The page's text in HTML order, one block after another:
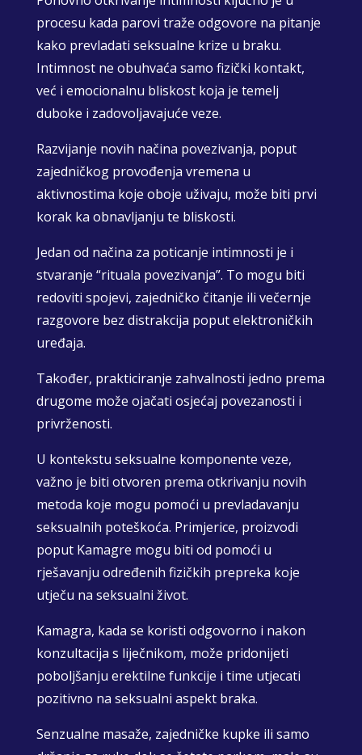
procesu kada parovi traže odgovore na pitanje
kako prevladati seksualne krize u braku.
Intimnost ne obuhvaća samo fizički kontakt,
već i emocionalnu bliskost koja je temelj
duboke i zadovoljavajuće veze.
Razvijanje novih načina povezivanja, poput
zajedničkog provođenja vremena u
aktivnostima koje oboje uživaju, može biti prvi
korak ka obnavljanju te bliskosti.
Jedan od načina za poticanje intimnosti je i
stvaranje “rituala povezivanja”. To mogu biti
redoviti spojevi, zajedničko čitanje ili večernje
razgovore bez distrakcija poput elektroničkih
uređaja.
Također, prakticiranje zahvalnosti jedno prema
drugome može ojačati osjećaj povezanosti i
privrženosti.
U kontekstu seksualne komponente veze,
važno je biti otvoren prema otkrivanju novih
metoda koje mogu pomoći u prevladavanju
seksualnih poteškoća. Primjerice, proizvodi
poput Kamagre mogu biti od pomoći u
rješavanju određenih fizičkih prepreka koje
utječu na seksualni život.
Kamagra, kada se koristi odgovorno i nakon
konzultacija s liječnikom, može pridonijeti
poboljšanju erektilne funkcije i time utjecati
pozitivno na seksualni aspekt braka.
Senzualne masaže, zajedničke kupke ili samo